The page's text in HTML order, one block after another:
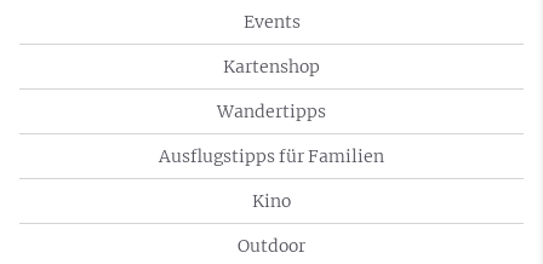
Events
Kartenshop
Wandertipps
Ausflugstipps für Familien
Kino
Outdoor